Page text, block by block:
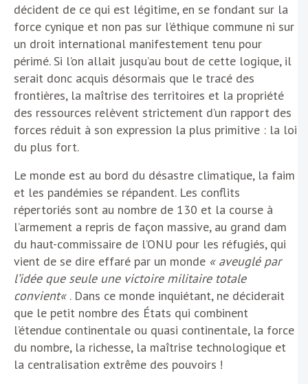
décident de ce qui est légitime, en se fondant sur la
force cynique et non pas sur l’éthique commune ni sur
un droit international manifestement tenu pour
périmé. Si l’on allait jusqu’au bout de cette logique, il
serait donc acquis désormais que le tracé des
frontières, la maîtrise des territoires et la propriété
des ressources relèvent strictement d’un rapport des
forces réduit à son expression la plus primitive : la loi
du plus fort.
Le monde est au bord du désastre climatique, la faim
et les pandémies se répandent. Les conflits
répertoriés sont au nombre de 130 et la course à
l’armement a repris de façon massive, au grand dam
du haut-commissaire de l’ONU pour les réfugiés, qui
vient de se dire effaré par un monde « aveuglé par
l’idée que seule une victoire militaire totale
convient« . Dans ce monde inquiétant, ne déciderait
que le petit nombre des États qui combinent
l’étendue continentale ou quasi continentale, la force
du nombre, la richesse, la maîtrise technologique et
la centralisation extrême des pouvoirs !